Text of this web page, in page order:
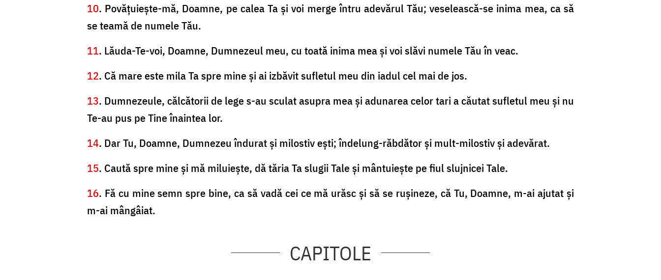
10. Povăţuieşte-mă, Doamne, pe calea Ta şi voi merge întru adevărul Tău; veselească-se inima mea, ca să
se teamă de numele Tău.
11. Lăuda-Te-voi, Doamne, Dumnezeul meu, cu toată inima mea şi voi slăvi numele Tău în veac.
12. Că mare este mila Ta spre mine şi ai izbăvit sufletul meu din iadul cel mai de jos.
13. Dumnezeule, călcătorii de lege s-au sculat asupra mea şi adunarea celor tari a căutat sufletul meu şi nu
Te-au pus pe Tine înaintea lor.
14. Dar Tu, Doamne, Dumnezeu îndurat şi milostiv eşti; îndelung-răbdător şi mult-milostiv şi adevărat.
15. Caută spre mine şi mă miluieşte, dă tăria Ta slugii Tale şi mântuieşte pe fiul slujnicei Tale.
16. Fă cu mine semn spre bine, ca să vadă cei ce mă urăsc şi să se ruşineze, că Tu, Doamne, m-ai ajutat şi
m-ai mângâiat.
CAPITOLE